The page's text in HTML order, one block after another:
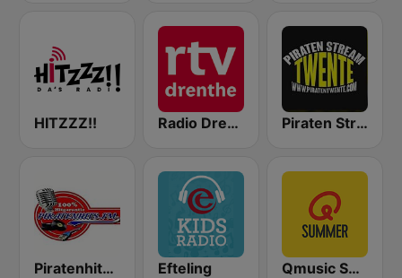
HITZZZ!! Radio Drenthe Piraten Stream Twente
Piratenhits FM Efteling Qmusic Summer